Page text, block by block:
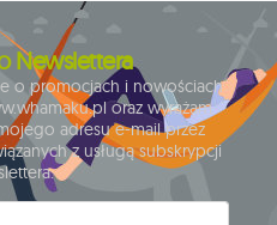
Newslettera
o promocjach i nowościach
oraz wyrażam
adresu e-mail przez
z usługą subskrypcji